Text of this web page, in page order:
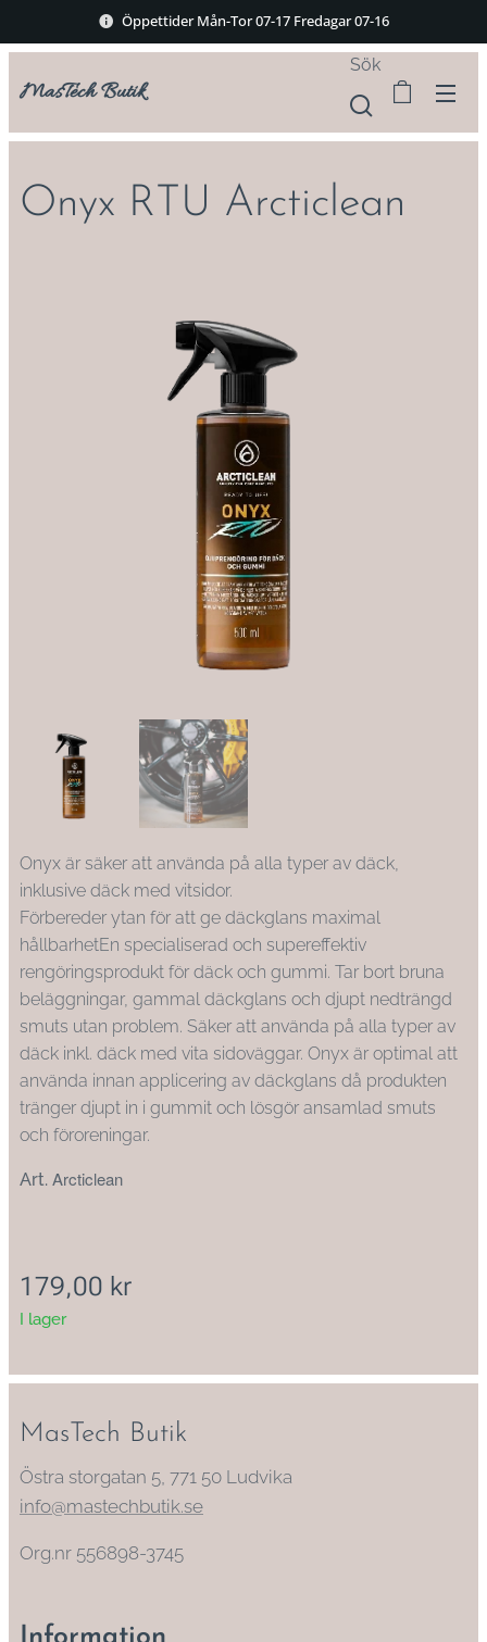
Öppettider Mån-Tor 07-17 Fredagar 07-16
MasTech Butik
Sök
Onyx RTU Arcticlean
Onyx är säker att använda på alla typer av däck,
inklusive däck med vitsidor.
Förbereder ytan för att ge däckglans maximal
hållbarhetEn specialiserad och supereffektiv
rengöringsprodukt för däck och gummi. Tar bort bruna
beläggningar, gammal däckglans och djupt nedträngd
smuts utan problem. Säker att använda på alla typer av
däck inkl. däck med vita sidoväggar. Onyx är optimal att
använda innan applicering av däckglans då produkten
tränger djupt in i gummit och lösgör ansamlad smuts
och föroreningar.
Art. Arcticlean
179,00 kr
I lager
MasTech Butik
Östra storgatan 5, 771 50 Ludvika
info@mastechbutik.se
Org.nr 556898-3745